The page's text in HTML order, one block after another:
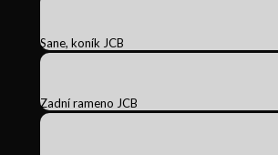
Sane, koník JCB
Zadní rameno JCB